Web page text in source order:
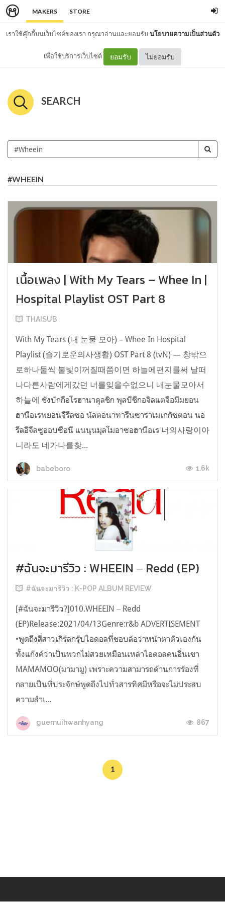
MAKERS STORE
เราใช้คุ๊กกี้บนเว็บไซต์ของเรา กรุณาอ่านและยอมรับนโยบายความเป็นส่วนตัว
เพื่อใช้บริการเว็บไซต์ ยอมรับ ไม่ยอมรับ
SEARCH
#WHEEIN
เนื้อเพลง | With My Tears – Whee In |
Hospital Playlist OST Part 8
THAISUB
With My Tears (내 눈물 모아) – Whee In Hospital
Playlist (슬기로운의사생활) OST Part 8 (tvN) — 창밖으
로하나둘씩 불빛이꺼질때쯤이면 하늘에편지를써 날떠
나다른사람에게갔던 너를잊을수없으니 내눈물모아서
하늘에 ชังบักกือโรฮานาดุลชิก พุลบีชีกอจิลแตจือมีมยอน
ฮานือเรพยอนจีรึลซอ นัลตอนาทารึนซาราเมเกกัซตอน นอ
รึลอีจึลซูออบซือนี แนนุนมุลโมอาซอฮานือเร 너의사랑이아
니라도 네가나를찾...
babeboro 1.6k
#ฉันจะมารีวิว : WHEEIN ‒ Redd (EP)
#ฉันจะมารีวิว : K-POP ALBUM REVIEW
[#ฉันจะมารีวิว?]010.WHEEIN ‒ Redd
(EP)Release:2021/04/13Genre:r&b ADVERTISEMENT
•พูดถึงสี่สาวเกิร์ลกรุ๊ปไอดอลที่ชอบล้อว่าหน้าตาตัวเองกัน
ทั้งแก๊งค์ว่าเป็นพวกไม่สวยเหมือนเหล่าไอดอลคนอื่นเขา
MAMAMOO(มามามู) เพราะความสามารถด้านการร้องที่
กลายเป็นที่ประจักษ์พูดถึงไปทั่วสารทิศมีหรือจะไม่ประสบ
ความสำเ...
guemuihwanhyang 867
1